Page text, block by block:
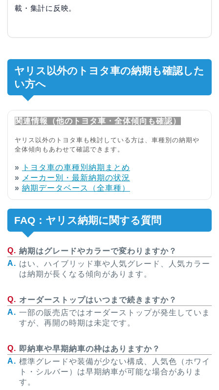
載・集計に反映。
ヤリス以外のトヨタ車の納期も確認した
い方へ
関連情報（他のトヨタ車・全体傾向も確認）
ヤリス以外のトヨタ車も検討している方は、車種別の納期や
全体傾向もあわせて確認できます。
»
トヨタ車の車種別納期まとめ
» メーカー別・最新納期の状況
» 納期データベース（全車種）
FAQ：ヤリス納期に関する質問
納期はグレードやカラーで変わりますか？
はい、ハイブリッド車や人気グレード、人気カラー
は納期が長くなる傾向があります。
オーダーストップはいつまで続きますか？
一部の販売店ではオーダーストップが発生していま
すが、再開の時期は未定です。
即納車や早期納車の枠はありますか？
標準グレードや装備が少ない構成、人気色（ホワイ
ト・シルバー）は早期納車が可能な場合がありま
す。